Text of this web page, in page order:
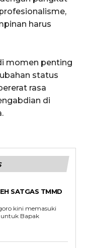
harus
momen penting
status
rasa
di
SATGAS TMMD
kini memasuki
untuk Bapak